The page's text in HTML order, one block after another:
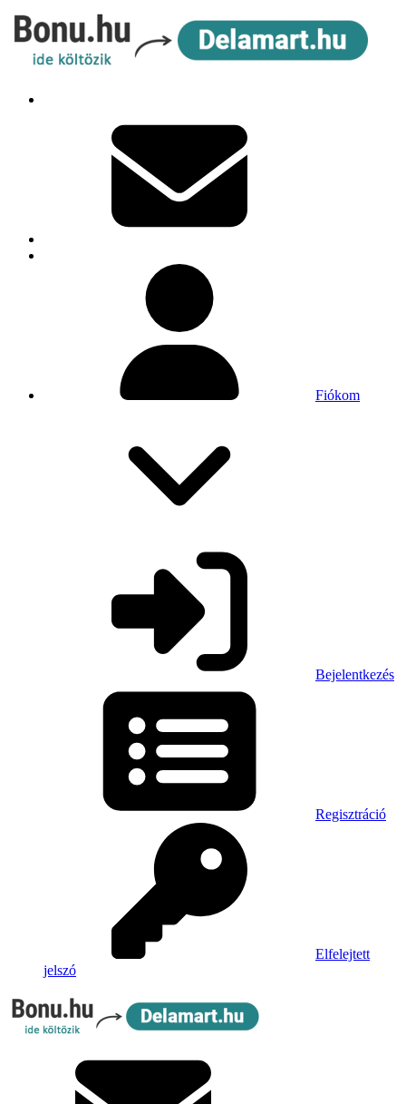
Fiókom
Bejelentkezés
Regisztráció
Elfelejtett
jelszó